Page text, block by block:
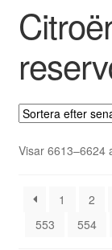
Integritetspolicy
Klagomål
Kolla upp
Kontakt
Om oss
Visar 6613–6624
1
2
553
554